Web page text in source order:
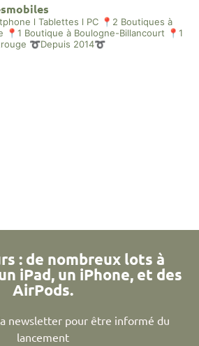
l Tablettes l PC 📍2 Boutiques à
📍1 Boutique à Boulogne-Billancourt 📍1
➰Depuis 2014➰
: de nombreux lots à
iPad, un iPhone, et des
AirPods.
newsletter pour être informé du
lancement